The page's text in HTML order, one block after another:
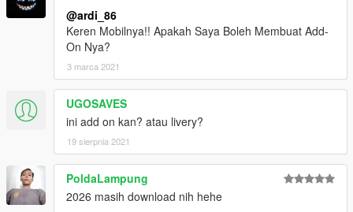
@ardi_86
Keren Mobilnya!! Apakah Saya Boleh Membuat Add-
On Nya?
3 marca 2021
UGOSAVES
ini add on kan? atau livery?
19 sierpnia 2021
PoldaLampung
2026 masih download nih hehe